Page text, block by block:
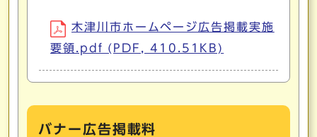
木津川市ホームページ広告掲載実施
要領.pdf (PDF, 410.51KB)
バナー広告掲載料